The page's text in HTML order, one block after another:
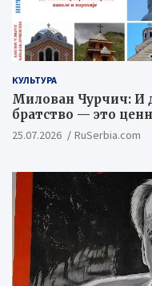
КУЛЬТУРА
Милован Чурчич: И
братство — это
цивилизационный
25.07.2026 RuSerbia.com